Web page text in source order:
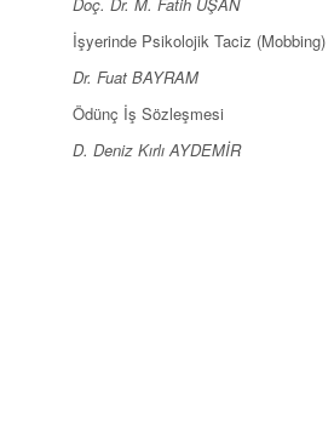
İşyerinde Psikolojik Taciz (Mobbing)
Dr. Fuat BAYRAM
Ödünç İş Sözleşmesi
D. Deniz Kırlı AYDEMİR